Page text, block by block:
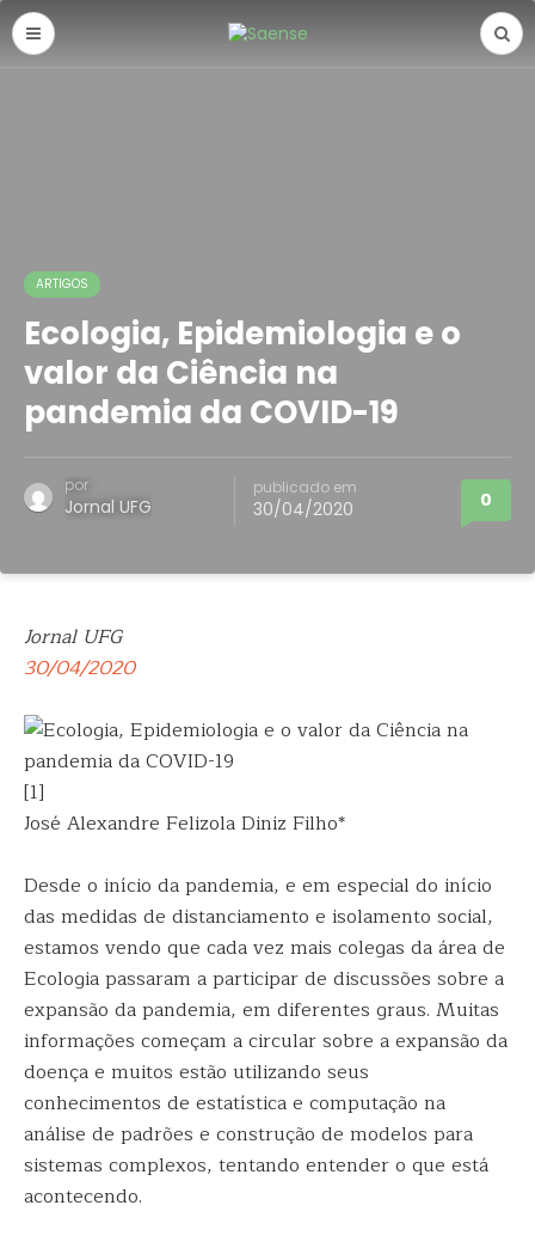
ARTIGOS
Ecologia, Epidemiologia e o
valor da Ciência na
pandemia da COVID-19
por
Jornal UFG
publicado em
30/04/2020 0
Jornal UFG
30/04/2020
[1]
José Alexandre Felizola Diniz Filho*
Desde o início da pandemia, e em especial do início
das medidas de distanciamento e isolamento social,
estamos vendo que cada vez mais colegas da área de
Ecologia passaram a participar de discussões sobre a
expansão da pandemia, em diferentes graus. Muitas
informações começam a circular sobre a expansão da
doença e muitos estão utilizando seus
conhecimentos de estatística e computação na
análise de padrões e construção de modelos para
sistemas complexos, tentando entender o que está
acontecendo.